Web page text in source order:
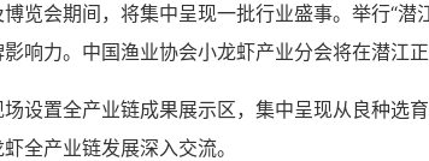
览会期间，将集中呈现一批行业盛事。举行“
响力。中国渔业协会小龙虾产业分会将在潜江
设置全产业链成果展示区，集中呈现从良种选
全产业链发展深入交流。